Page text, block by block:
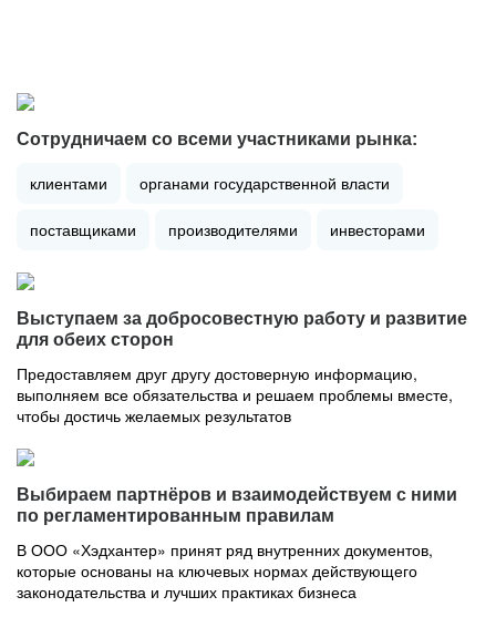
Сотрудничаем со всеми участниками рынка:
клиентами органами государственной власти
поставщиками производителями инвесторами
Выступаем за добросовестную работу и развитие
для обеих сторон
Предоставляем друг другу достоверную информацию,
выполняем все обязательства и решаем проблемы вместе,
чтобы достичь желаемых результатов
Выбираем партнёров и взаимодействуем с ними
по регламентированным правилам
В ООО «Хэдхантер» принят ряд внутренних документов,
которые основаны на ключевых нормах действующего
законодательства и лучших практиках бизнеса